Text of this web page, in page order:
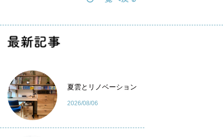
夏雲とリノベーション
2026/08/06